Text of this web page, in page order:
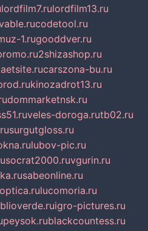
lordfilm7.rulordfilm13.ru
codetool.ru
1.rugooddver.ru
2shizashop.ru
carszona-bu.ru
kinozadrot13.ru
dommarketnsk.ru
veles-doroga.rutb02.ru
surgutgloss.ru
lubov-pic.ru
socrat2000.ruvgurin.ru
sabeonline.ru
lucomoria.ru
igro-pictures.ru
peysok.rublackcountess.ru